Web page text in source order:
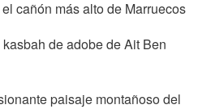
cañón más alto de Marruecos
de adobe de Ait Ben
paisaje montañoso del